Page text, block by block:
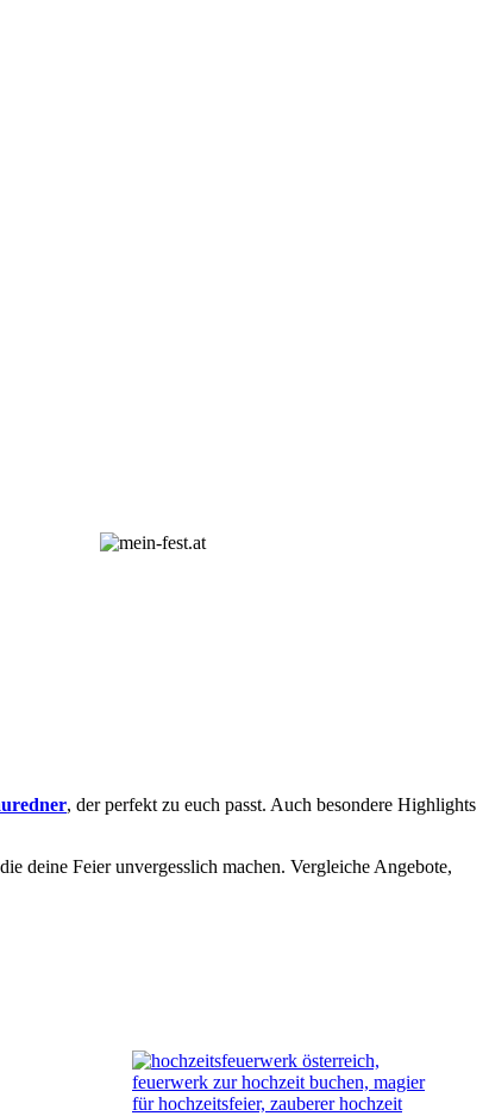
, der perfekt zu euch passt. Auch besondere Highlights
deine Feier unvergesslich machen. Vergleiche Angebote,